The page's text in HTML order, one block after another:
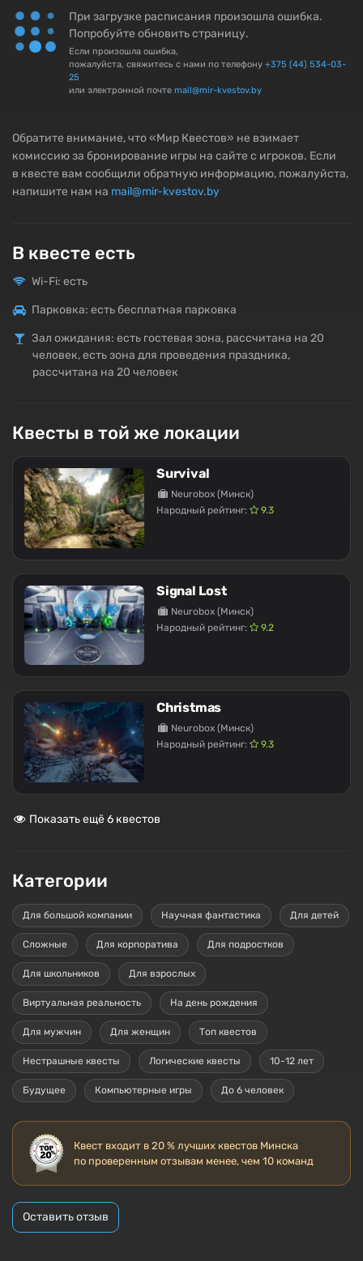
При загрузке расписания произошла ошибка.
Попробуйте обновить страницу.
Если произошла ошибка,
пожалуйста, свяжитесь с нами по телефону +375 (44) 534-03-
25
или электронной почте mail@mir-kvestov.by
Обратите внимание, что «Мир Квестов» не взимает
комиссию за бронирование игры на сайте с игроков. Если
в квесте вам сообщили обратную информацию, пожалуйста,
напишите нам на mail@mir-kvestov.by
В квесте есть
Wi-Fi: есть
Парковка: есть бесплатная парковка
Зал ожидания: есть гостевая зона, рассчитана на 20
человек, есть зона для проведения праздника,
рассчитана на 20 человек
Квесты в той же локации
Survival
Neurobox (Минск)
Народный рейтинг:
9.3
Signal Lost
Neurobox (Минск)
Народный рейтинг:
9.2
Christmas
Neurobox (Минск)
Народный рейтинг:
9.3
Показать ещё 6 квестов
Категории
Для большой компании Научная фантастика Для детей
Сложные Для корпоратива Для подростков
Для школьников Для взрослых
Виртуальная реальность На день рождения
Для мужчин Для женщин Топ квестов
Нестрашные квесты Логические квесты 10-12 лет
Будущее Компьютерные игры До 6 человек
Квест входит в 20 % лучших квестов Минска
по проверенным отзывам менее, чем 10 команд
Оставить отзыв